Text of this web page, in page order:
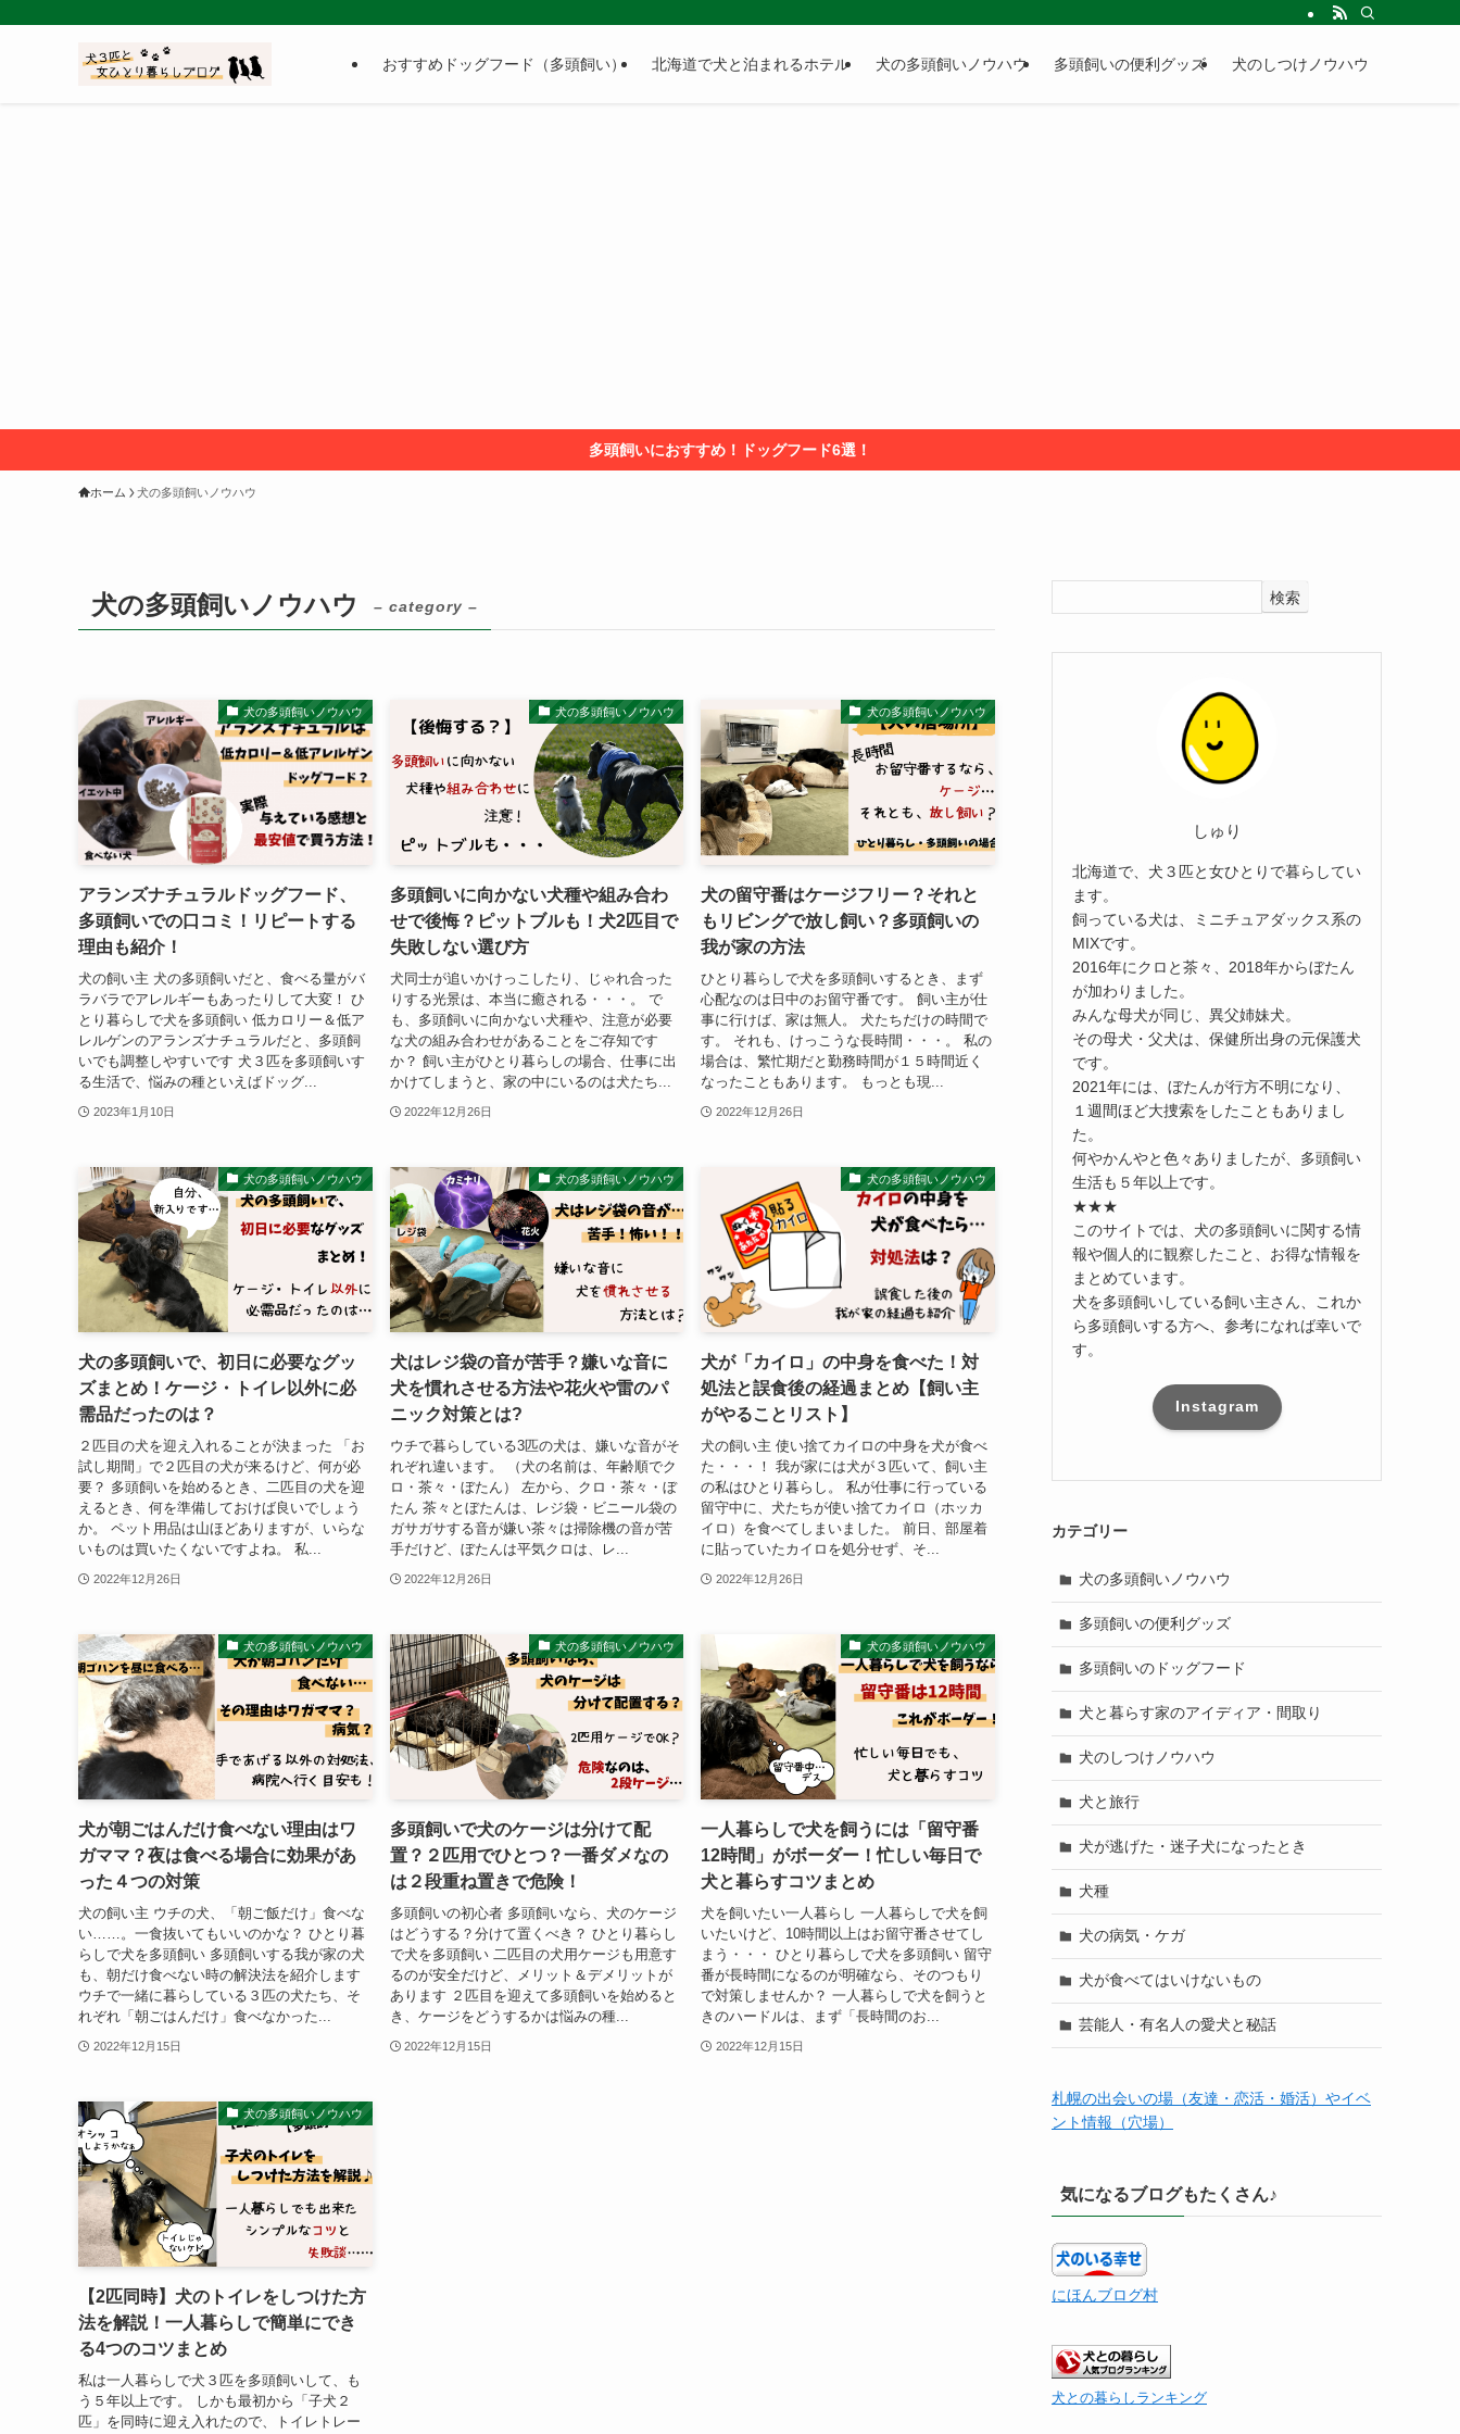
おすすめドッグフード（多頭飼い） 北海道で犬と泊まれるホテル 犬の多頭飼いノウハウ 多頭飼いの便利グッズ 犬のしつけノウハウ
多頭飼いにおすすめ！ドッグフード6選！
ホーム 犬の多頭飼いノウハウ
犬の多頭飼いノウハウ – category –
犬の多頭飼いノウハウ
アランズナチュラルドッグフード、
多頭飼いでの口コミ！リピートする
理由も紹介！
犬の飼い主 犬の多頭飼いだと、食べる量がバ
ラバラでアレルギーもあったりして大変！ ひ
とり暮らしで犬を多頭飼い 低カロリー＆低ア
レルゲンのアランズナチュラルだと、多頭飼
いでも調整しやすいです 犬３匹を多頭飼いす
る生活で、悩みの種といえばドッグ...
2023年1月10日
犬の多頭飼いノウハウ
多頭飼いに向かない犬種や組み合わ
せで後悔？ピットブルも！犬2匹目で
失敗しない選び方
犬同士が追いかけっこしたり、じゃれ合った
りする光景は、本当に癒される・・・。 で
も、多頭飼いに向かない犬種や、注意が必要
な犬の組み合わせがあることをご存知です
か？ 飼い主がひとり暮らしの場合、仕事に出
かけてしまうと、家の中にいるのは犬たち...
2022年12月26日
犬の多頭飼いノウハウ
犬の留守番はケージフリー？それと
もリビングで放し飼い？多頭飼いの
我が家の方法
ひとり暮らしで犬を多頭飼いするとき、まず
心配なのは日中のお留守番です。 飼い主が仕
事に行けば、家は無人。 犬たちだけの時間で
す。 それも、けっこうな長時間・・・。 私の
場合は、繁忙期だと勤務時間が１５時間近く
なったこともあります。 もっとも現...
2022年12月26日
犬の多頭飼いノウハウ
犬の多頭飼いで、初日に必要なグッ
ズまとめ！ケージ・トイレ以外に必
需品だったのは？
２匹目の犬を迎え入れることが決まった 「お
試し期間」で２匹目の犬が来るけど、何が必
要？ 多頭飼いを始めるとき、二匹目の犬を迎
えるとき、何を準備しておけば良いでしょう
か。 ペット用品は山ほどありますが、いらな
いものは買いたくないですよね。 私...
2022年12月26日
犬の多頭飼いノウハウ
犬はレジ袋の音が苦手？嫌いな音に
犬を慣れさせる方法や花火や雷のパ
ニック対策とは?
ウチで暮らしている3匹の犬は、嫌いな音がそ
れぞれ違います。 （犬の名前は、年齢順でク
ロ・茶々・ぼたん） 左から、クロ・茶々・ぼ
たん 茶々とぼたんは、レジ袋・ビニール袋の
ガサガサする音が嫌い茶々は掃除機の音が苦
手だけど、ぼたんは平気クロは、レ...
2022年12月26日
犬の多頭飼いノウハウ
犬が「カイロ」の中身を食べた！対
処法と誤食後の経過まとめ【飼い主
がやることリスト】
犬の飼い主 使い捨てカイロの中身を犬が食べ
た・・・！ 我が家には犬が３匹いて、飼い主
の私はひとり暮らし。 私が仕事に行っている
留守中に、犬たちが使い捨てカイロ（ホッカ
イロ）を食べてしまいました。 前日、部屋着
に貼っていたカイロを処分せず、そ...
2022年12月26日
犬の多頭飼いノウハウ
犬が朝ごはんだけ食べない理由はワ
ガママ？夜は食べる場合に効果があ
った４つの対策
犬の飼い主 ウチの犬、「朝ご飯だけ」食べな
い……。一食抜いてもいいのかな？ ひとり暮
らしで犬を多頭飼い 多頭飼いする我が家の犬
も、朝だけ食べない時の解決法を紹介します
ウチで一緒に暮らしている３匹の犬たち、そ
れぞれ「朝ごはんだけ」食べなかった...
2022年12月15日
犬の多頭飼いノウハウ
多頭飼いで犬のケージは分けて配
置？２匹用でひとつ？一番ダメなの
は２段重ね置きで危険！
多頭飼いの初心者 多頭飼いなら、犬のケージ
はどうする？分けて置くべき？ ひとり暮らし
で犬を多頭飼い 二匹目の犬用ケージも用意す
るのが安全だけど、メリット＆デメリットが
あります ２匹目を迎えて多頭飼いを始めると
き、ケージをどうするかは悩みの種...
2022年12月15日
犬の多頭飼いノウハウ
一人暮らしで犬を飼うには「留守番
12時間」がボーダー！忙しい毎日で
犬と暮らすコツまとめ
犬を飼いたい一人暮らし 一人暮らしで犬を飼
いたいけど、10時間以上はお留守番させてし
まう・・・ ひとり暮らしで犬を多頭飼い 留守
番が長時間になるのが明確なら、そのつもり
で対策しませんか？ 一人暮らしで犬を飼うと
きのハードルは、まず「長時間のお...
2022年12月15日
犬の多頭飼いノウハウ
【2匹同時】犬のトイレをしつけた方
法を解説！一人暮らしで簡単にでき
る4つのコツまとめ
私は一人暮らしで犬３匹を多頭飼いして、も
う５年以上です。 しかも最初から「子犬２
匹」を同時に迎え入れたので、トイレトレー
検索
しゅり
北海道で、犬３匹と女ひとりで暮らしてい
ます。
飼っている犬は、ミニチュアダックス系の
MIXです。
2016年にクロと茶々、2018年からぼたん
が加わりました。
みんな母犬が同じ、異父姉妹犬。
その母犬・父犬は、保健所出身の元保護犬
です。
2021年には、ぼたんが行方不明になり、
１週間ほど大捜索をしたこともありまし
た。
何やかんやと色々ありましたが、多頭飼い
生活も５年以上です。
★★★
このサイトでは、犬の多頭飼いに関する情
報や個人的に観察したこと、お得な情報を
まとめています。
犬を多頭飼いしている飼い主さん、これか
ら多頭飼いする方へ、参考になれば幸いで
す。
Instagram
カテゴリー
犬の多頭飼いノウハウ
多頭飼いの便利グッズ
多頭飼いのドッグフード
犬と暮らす家のアイディア・間取り
犬のしつけノウハウ
犬と旅行
犬が逃げた・迷子犬になったとき
犬種
犬の病気・ケガ
犬が食べてはいけないもの
芸能人・有名人の愛犬と秘話
札幌の出会いの場（友達・恋活・婚活）やイベ
ント情報（穴場）
気になるブログもたくさん♪
にほんブログ村
犬との暮らしランキング